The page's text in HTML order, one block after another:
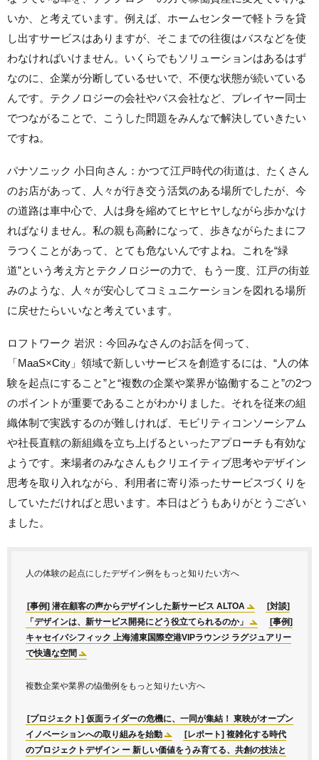
いか、と考えています。例えば、ホームセンターで軽トラを貸
し出すサービスはありますが、そこまでの往復はバスなどを使
わなければいけません。いくらでもソリューションはあるはず
なのに、企業が分断しているせいで、不便な状態が続いている
んです。テクノロジーの会社やバス会社など、プレイヤー同士
でつながることで、こうした問題をみんなで解決していきたい
ですね。
パナソニック 小日向さん：かつて江戸時代の街道は、たくさん
のお店があって、人々が行き交う活気のある場所でしたが、今
の道路は車中心で、人は身を縮めてヒヤヒヤしながら歩かなけ
ればなりません。私の親も高齢になって、歩きながらたまにフ
ラつくことがあって、とても危ないんですよね。これを“緑
道”という考え方とテクノロジーの力で、もう一度、江戸の街並
みのような、人々が安心してコミュニケーションを図れる場所
に戻せたらいいなと考えています。
ロフトワーク 岩沢：今回みなさんのお話を伺って、
「MaaS×City」領域で新しいサービスを創造するには、“人の体
験を起点にすること”と“複数の企業や業界が協働すること”の2つ
のポイントが重要であることがわかりました。それを従来の組
織体制で実践するのが難しければ、モビリティコンソーシアム
や社長直轄の新組織を立ち上げるといったアプローチも有効な
ようです。来場者のみなさんもクリエイティブ思考やデザイン
思考を取り入れながら、利用者に寄り添ったサービスづくりを
していただければと思います。本日はどうもありがとうござい
ました。
人の体験の起点にしたデザイン例をもっと知りたい方へ
[事例] 潜在顧客の声からデザインした新サービス ALTOA
[対談]
「デザインは、新サービス開発にどう役立てられるのか」
[事例]
キャセイパシフィック 上海浦東国際空港VIPラウンジ ラグジュアリー
で快適な空間
複数企業や業界の恊働例をもっと知りたい方へ
[プロジェクト] 仮面ライダーの危機に、一同が集結！ 東映がオープン
イノベーションへの取り組みを始動
[レポート] 複雑化する時代
のプロジェクトデザイン ー 新しい価値をうみ育てる、共創の技法と